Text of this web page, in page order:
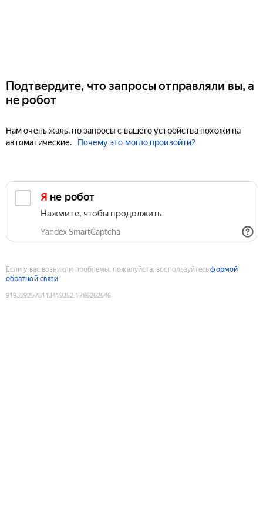
Подтвердите, что запросы отправляли вы, а
не робот
Нам очень жаль, но запросы с вашего устройства похожи на
автоматические.
Почему это могло произойти?
Я не робот
Нажмите, чтобы продолжить
Yandex SmartCaptcha
Если у вас возникли проблемы, пожалуйста, воспользуйтесьформой
обратной связи
9193592578113419352:1786262646